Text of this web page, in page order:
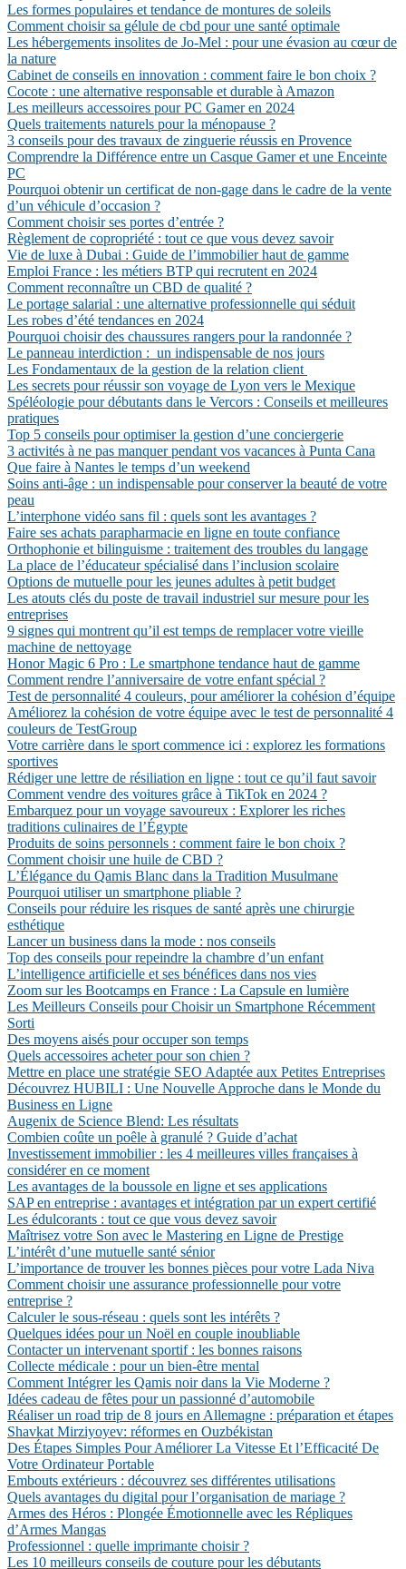
Les formes populaires et tendance de montures de soleils
Comment choisir sa gélule de cbd pour une santé optimale
Les hébergements insolites de Jo-Mel : pour une évasion au cœur de
la nature
Cabinet de conseils en innovation : comment faire le bon choix ?
Cocote : une alternative responsable et durable à Amazon
Les meilleurs accessoires pour PC Gamer en 2024
Quels traitements naturels pour la ménopause ?
3 conseils pour des travaux de zinguerie réussis en Provence
Comprendre la Différence entre un Casque Gamer et une Enceinte
PC
Pourquoi obtenir un certificat de non-gage dans le cadre de la vente
d’un véhicule d’occasion ?
Comment choisir ses portes d’entrée ?
Règlement de copropriété : tout ce que vous devez savoir
Vie de luxe à Dubai : Guide de l’immobilier haut de gamme
Emploi France : les métiers BTP qui recrutent en 2024
Comment reconnaître un CBD de qualité ?
Le portage salarial : une alternative professionnelle qui séduit
Les robes d’été tendances en 2024
Pourquoi choisir des chaussures rangers pour la randonnée ?
Le panneau interdiction : un indispensable de nos jours
Les Fondamentaux de la gestion de la relation client
Les secrets pour réussir son voyage de Lyon vers le Mexique
Spéléologie pour débutants dans le Vercors : Conseils et meilleures
pratiques
Top 5 conseils pour optimiser la gestion d’une conciergerie
3 activités à ne pas manquer pendant vos vacances à Punta Cana
Que faire à Nantes le temps d’un weekend
Soins anti-âge : un indispensable pour conserver la beauté de votre
peau
L’interphone vidéo sans fil : quels sont les avantages ?
Faire ses achats parapharmacie en ligne en toute confiance
Orthophonie et bilinguisme : traitement des troubles du langage
La place de l’éducateur spécialisé dans l’inclusion scolaire
Options de mutuelle pour les jeunes adultes à petit budget
Les atouts clés du poste de travail industriel sur mesure pour les
entreprises
9 signes qui montrent qu’il est temps de remplacer votre vieille
machine de nettoyage
Honor Magic 6 Pro : Le smartphone tendance haut de gamme
Comment rendre l’anniversaire de votre enfant spécial ?
Test de personnalité 4 couleurs, pour améliorer la cohésion d’équipe
Améliorez la cohésion de votre équipe avec le test de personnalité 4
couleurs de TestGroup
Votre carrière dans le sport commence ici : explorez les formations
sportives
Rédiger une lettre de résiliation en ligne : tout ce qu’il faut savoir
Comment vendre des voitures grâce à TikTok en 2024 ?
Embarquez pour un voyage savoureux : Explorer les riches
traditions culinaires de l’Égypte
Produits de soins personnels : comment faire le bon choix ?
Comment choisir une huile de CBD ?
L’Élégance du Qamis Blanc dans la Tradition Musulmane
Pourquoi utiliser un smartphone pliable ?
Conseils pour réduire les risques de santé après une chirurgie
esthétique
Lancer un business dans la mode : nos conseils
Top des conseils pour repeindre la chambre d’un enfant
L’intelligence artificielle et ses bénéfices dans nos vies
Zoom sur les Bootcamps en France : La Capsule en lumière
Les Meilleurs Conseils pour Choisir un Smartphone Récemment
Sorti
Des moyens aisés pour occuper son temps
Quels accessoires acheter pour son chien ?
Mettre en place une stratégie SEO Adaptée aux Petites Entreprises
Découvrez HUBILI : Une Nouvelle Approche dans le Monde du
Business en Ligne
Augenix de Science Blend: Les résultats
Combien coûte un poêle à granulé ? Guide d’achat
Investissement immobilier : les 4 meilleures villes françaises à
considérer en ce moment
Les avantages de la boussole en ligne et ses applications
SAP en entreprise : avantages et intégration par un expert certifié
Les édulcorants : tout ce que vous devez savoir
Maîtrisez votre Son avec le Mastering en Ligne de Prestige
L’intérêt d’une mutuelle santé sénior
L’importance de trouver les bonnes pièces pour votre Lada Niva
Comment choisir une assurance professionnelle pour votre
entreprise ?
Calculer le sous-réseau : quels sont les intérêts ?
Quelques idées pour un Noël en couple inoubliable
Contacter un intervenant sportif : les bonnes raisons
Collecte médicale : pour un bien-être mental
Comment Intégrer les Qamis noir dans la Vie Moderne ?
Idées cadeau de fêtes pour un passionné d’automobile
Réaliser un road trip de 8 jours en Allemagne : préparation et étapes
Shavkat Mirziyoyev: réformes en Ouzbékistan
Des Étapes Simples Pour Améliorer La Vitesse Et l’Efficacité De
Votre Ordinateur Portable
Embouts extérieurs : découvrez ses différentes utilisations
Quels avantages du digital pour l’organisation de mariage ?
Armes des Héros : Plongée Émotionnelle avec les Répliques
d’Armes Mangas
Professionnel : quelle imprimante choisir ?
Les 10 meilleurs conseils de couture pour les débutants